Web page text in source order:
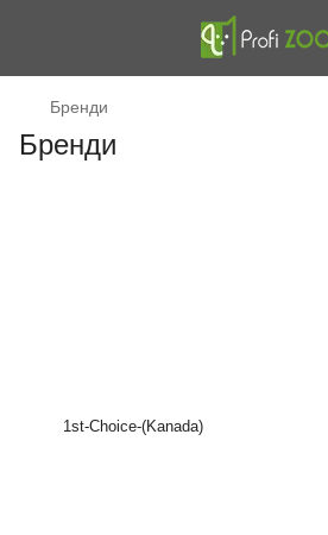
Бренди
Бренди
1st-Choice-(Kanada)